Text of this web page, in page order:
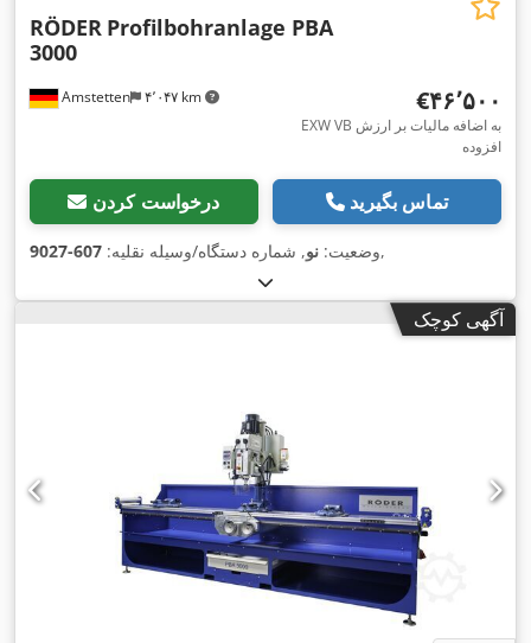
Amstetten ۴٬۰۴۷ km
RÖDER Profilbohranlage PBA
3000
‎€۴۶٬۵۰۰
EXW VB به اضافه مالیات بر ارزش
افزوده
درخواست کردن تماس بگیرید
وضعیت: نو, شماره دستگاه/وسیله نقلیه: 607-9027 ,
آگهی کوچک